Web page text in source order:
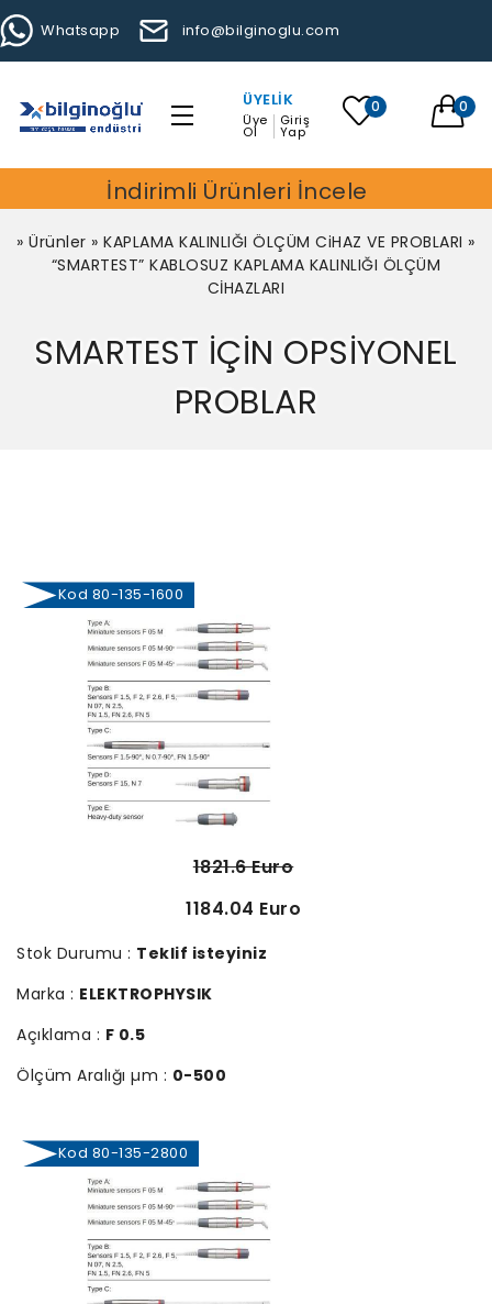
Whatsapp info@bilginoglu.com
ÜYELIK
Üye
Ol
Giriş
Yap
0 0
İndirimli Ürünleri İncele
»Ürünler »KAPLAMA KALINLIĞI ÖLÇÜM CiHAZ VE PROBLARI »
“SMARTEST” KABLOSUZ KAPLAMA KALINLIĞI ÖLÇÜM
CİHAZLARI
SMARTEST İÇİN OPSİYONEL
PROBLAR
Kod 80-135-1600
1821.6 Euro
1184.04 Euro
Stok Durumu : Teklif isteyiniz
Marka : ELEKTROPHYSIK
Açıklama : F 0.5
Ölçüm Aralığı µm : 0-500
Kod 80-135-2800